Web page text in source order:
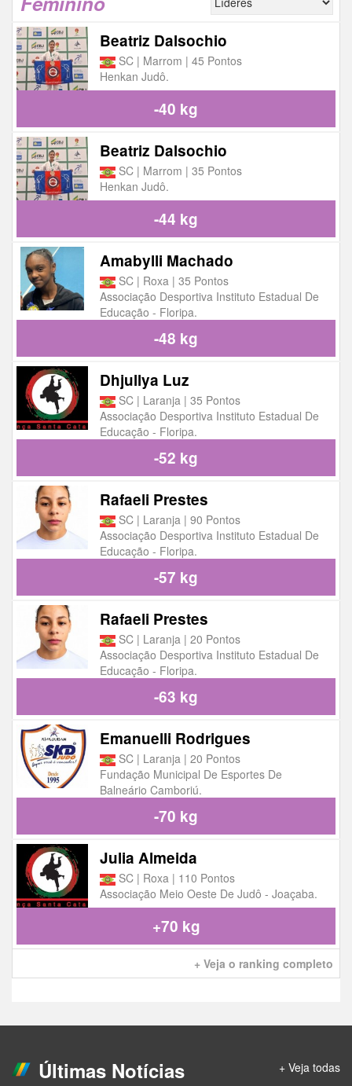
Beatriz Dalsochio
SC | Marrom | 45 Pontos
Henkan Judô.
-40 kg
Beatriz Dalsochio
SC | Marrom | 35 Pontos
Henkan Judô.
-44 kg
Amabylli Machado
SC | Roxa | 35 Pontos
Associação Desportiva Instituto Estadual De
Educação - Floripa.
-48 kg
Dhjullya Luz
SC | Laranja | 35 Pontos
Associação Desportiva Instituto Estadual De
Educação - Floripa.
-52 kg
Rafaeli Prestes
SC | Laranja | 90 Pontos
Associação Desportiva Instituto Estadual De
Educação - Floripa.
-57 kg
Rafaeli Prestes
SC | Laranja | 20 Pontos
Associação Desportiva Instituto Estadual De
Educação - Floripa.
-63 kg
Emanuelli Rodrigues
SC | Laranja | 20 Pontos
Fundação Municipal De Esportes De
Balneário Camboriú.
-70 kg
Julia Almeida
SC | Roxa | 110 Pontos
Associação Meio Oeste De Judô - Joaçaba.
+70 kg
+ Veja o ranking completo
Últimas Notícias + Veja todas